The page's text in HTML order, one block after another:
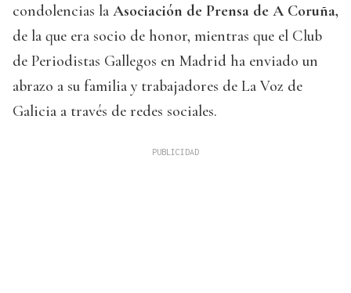
condolencias la Asociación de Prensa de A Coruña,
de la que era socio de honor, mientras que el Club
de Periodistas Gallegos en Madrid ha enviado un
abrazo a su familia y trabajadores de La Voz de
Galicia a través de redes sociales.